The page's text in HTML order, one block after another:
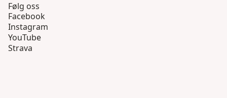
Følg oss
Facebook
Instagram
YouTube
Strava